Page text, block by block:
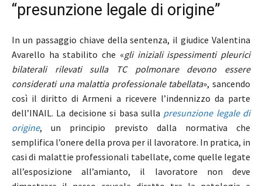
“presunzione legale di origine”
In un passaggio chiave della sentenza, il giudice Valentina
Avarello ha stabilito che «gli iniziali ispessimenti pleurici
bilaterali rilevati sulla TC polmonare devono essere
considerati una malattia professionale tabellata», sancendo
così il diritto di Armeni a ricevere l’indennizzo da parte
dell’INAIL. La decisione si basa sulla presunzione legale di
origine, un principio previsto dalla normativa che
semplifica l’onere della prova per il lavoratore. In pratica, in
casi di malattie professionali tabellate, come quelle legate
all’esposizione all’amianto, il lavoratore non deve